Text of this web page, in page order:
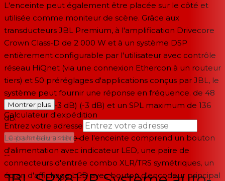
L'enceinte peut également être placée sur le côté et
utilisée comme moniteur de scène. Grâce aux
transducteurs JBL Premium, à l'amplification Drivecore
Crown Class-D de 2 000 W et à un système DSP
entièrement configurable par l'utilisateur avec contrôle
réseau HiQnet (via une connexion Ethercon à un routeur
tiers) et 50 préréglages d'applications conçus par JBL, le
système peut fournir une réponse en fréquence. de 48
à 20 000 Hz (-3 dB) (-3 dB) et un SPL maximum de 136
dB.
Le panneau arrière de l'enceinte comprend un bouton
d'alimentation avec indicateur LED, une paire de
connecteurs d'entrée combo XLR/TRS symétriques, un
écran d'affichage LCD avec bouton d'encodeur principal
Montrer plus
Calculateur d'expédition
Entrez votre adresse
Calculer la livraison →
--